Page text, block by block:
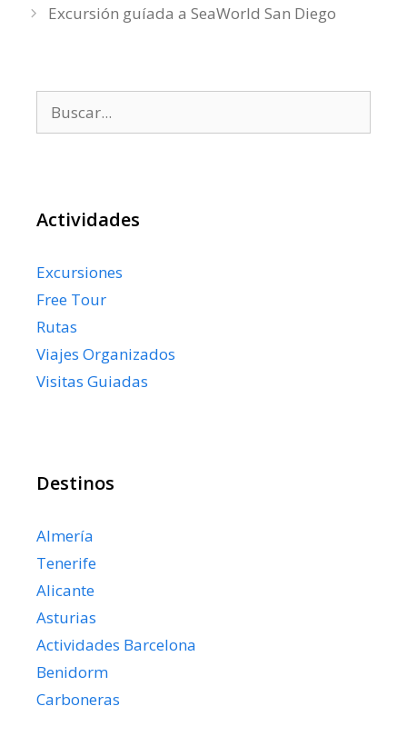
Excursión guíada a SeaWorld San Diego
Actividades
Excursiones
Free Tour
Rutas
Viajes Organizados
Visitas Guiadas
Destinos
Almería
Tenerife
Alicante
Asturias
Actividades Barcelona
Benidorm
Carboneras